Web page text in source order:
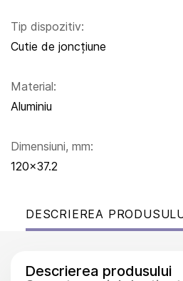
Tip dispozitiv:
Cutie de joncțiune
Material:
Aluminiu
Dimensiuni, mm:
120×37.2
DESCRIEREA
Descrierea produsului